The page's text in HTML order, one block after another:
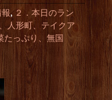
, ２．本日のラン
人形町、テイクア
たっぷり、無国